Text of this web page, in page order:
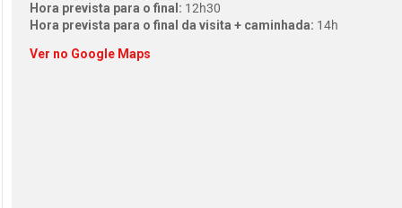
Hora prevista para o final: 12h30
Hora prevista para o final da visita + caminhada: 14h
Ver no Google Maps